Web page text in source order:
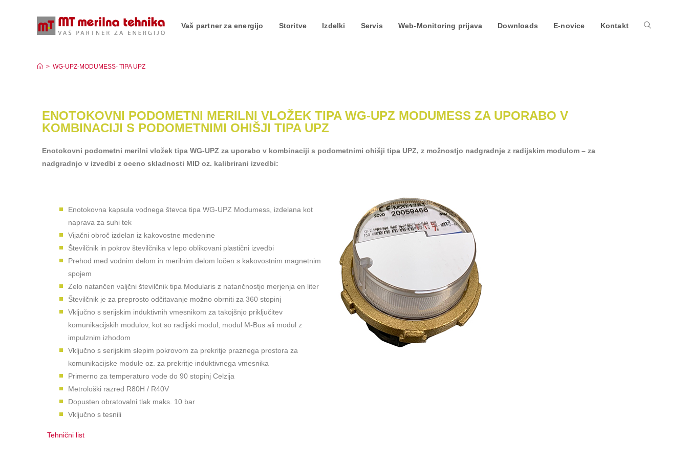
Vaš partner za energijo Storitve Izdelki Servis Web-Monitoring prijava Downloads E-novice Kontakt
> WG-UPZ-MODUMESS- TIPA UPZ
ENOTOKOVNI PODOMETNI MERILNI VLOŽEK TIPA WG-UPZ MODUMESS ZA UPORABO V
KOMBINACIJI S PODOMETNIMI OHIŠJI TIPA UPZ
Enotokovni podometni merilni vložek tipa WG-UPZ za uporabo v kombinaciji s podometnimi ohišji tipa UPZ, z možnostjo nadgradnje z radijskim modulom – za
nadgradnjo v izvedbi z oceno skladnosti MID oz. kalibrirani izvedbi:
Enotokovna kapsula vodnega števca tipa WG-UPZ Modumess, izdelana kot
naprava za suhi tek
Vijačni obroč izdelan iz kakovostne medenine
Številčnik in pokrov številčnika v lepo oblikovani plastični izvedbi
Prehod med vodnim delom in merilnim delom ločen s kakovostnim magnetnim
spojem
Zelo natančen valjčni številčnik tipa Modularis z natančnostjo merjenja en liter
Številčnik je za preprosto odčitavanje možno obrniti za 360 stopinj
Vključno s serijskim induktivnih vmesnikom za takojšnjo priključitev
komunikacijskih modulov, kot so radijski modul, modul M-Bus ali modul z
impulznim izhodom
Vključno s serijskim slepim pokrovom za prekritje praznega prostora za
komunikacijske module oz. za prekritje induktivnega vmesnika
Primerno za temperaturo vode do 90 stopinj Celzija
Metrološki razred R80H / R40V
Dopusten obratovalni tlak maks. 10 bar
Vključno s tesnili
Tehnični list